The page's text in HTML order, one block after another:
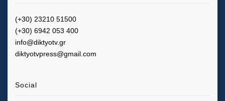
(+30) 23210 51500
(+30) 6942 053 400
info@diktyotv.gr
diktyotvpress@gmail.com
Social